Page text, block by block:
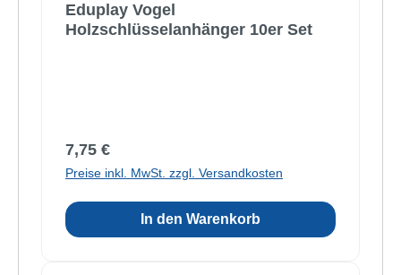
Eduplay Vogel
Holzschlüsselanhänger 10er Set
Regulärer Preis:
7,75 €
Preise inkl. MwSt. zzgl. Versandkosten
In den Warenkorb